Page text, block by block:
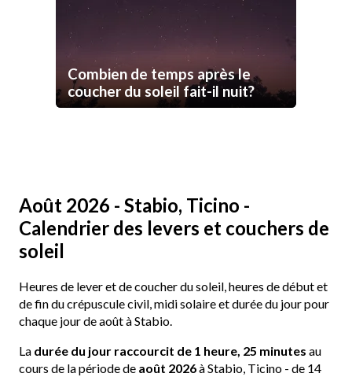
Combien de temps après le
coucher du soleil fait-il nuit?
Août 2026 - Stabio, Ticino -
Calendrier des levers et couchers de
soleil
Heures de lever et de coucher du soleil, heures de début et
de fin du crépuscule civil, midi solaire et durée du jour pour
chaque jour de août à Stabio.
La durée du jour raccourcit de 1 heure, 25 minutes au
cours de la période de août 2026à Stabio, Ticino - de 14